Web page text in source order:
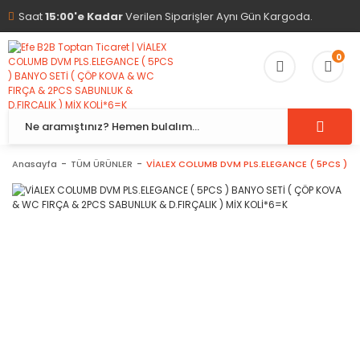
Saat15:00'e KadarVerilen Siparişler Aynı Gün Kargoda.
0
Anasayfa TÜM ÜRÜNLER VİALEX COLUMB DVM PLS.ELEGANCE ( 5PCS )